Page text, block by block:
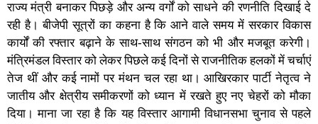
राज्य मंत्री बनाकर पिछड़े और अन्य वर्गों को साधने की रणनीति दिखाई दे
रही है। बीजेपी सूत्रों का कहना है कि आने वाले समय में सरकार विकास
कार्यों की रफ्तार बढ़ाने के साथ-साथ संगठन को भी और मजबूत करेगी।
मंत्रिमंडल विस्तार को लेकर पिछले कई दिनों से राजनीतिक हलकों में चर्चाएं
तेज थीं और कई नामों पर मंथन चल रहा था। आखिरकार पार्टी नेतृत्व ने
जातीय और क्षेत्रीय समीकरणों को ध्यान में रखते हुए नए चेहरों को मौका
दिया। माना जा रहा है कि यह विस्तार आगामी विधानसभा चुनाव से पहले